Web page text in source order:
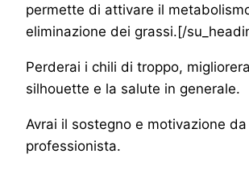
permette di attivare il
eliminazione dei grassi.[/
Perderai i chili di troppo,
silhouette e la salute in generale.
Avrai il sostegno e motivazione da
professionista.